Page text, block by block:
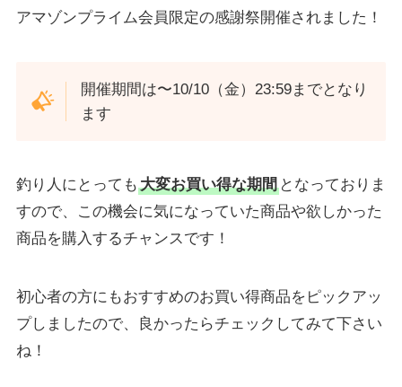
アマゾンプライム会員限定の感謝祭開催されました！
開催期間は〜10/10（金）23:59までとなり
ます
釣り人にとっても 大変お買い得な期間となっておりま
すので、この機会に気になっていた商品や欲しかった
商品を購入するチャンスです！
初心者の方にもおすすめのお買い得商品をピックアッ
プしましたので、良かったらチェックしてみて下さい
ね！